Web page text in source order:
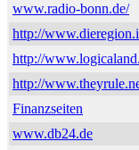
www.radio-bonn.de/
http://
http://
http://
Finanzseiten
www.db24.de